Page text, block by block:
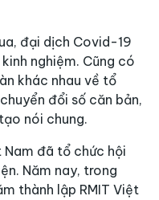
đại dịch Covid-19
nghiệm. Cũng có
khác nhau về tổ
đổi số căn bản,
nói chung.
Nam đã tổ chức hội
Năm nay, trong
thành lập RMIT Việt